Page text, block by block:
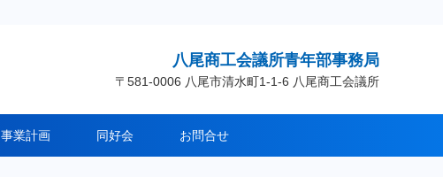
八尾商工会議所青年部事務局
〒581-0006 八尾市清水町1-1-6 八尾商工会議所
事業計画 同好会 お問合せ